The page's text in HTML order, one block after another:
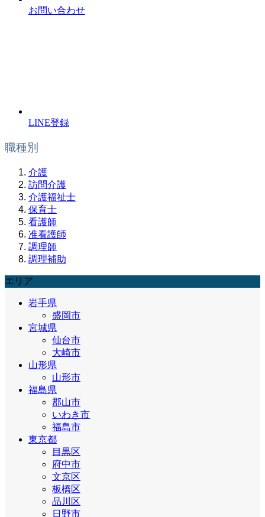
お問い合わせ
LINE登録
職種別
介護
訪問介護
介護福祉士
保育士
看護師
准看護師
調理師
調理補助
エリア
岩手県
盛岡市
宮城県
仙台市
大崎市
山形県
山形市
福島県
郡山市
いわき市
福島市
東京都
目黒区
府中市
文京区
板橋区
品川区
日野市